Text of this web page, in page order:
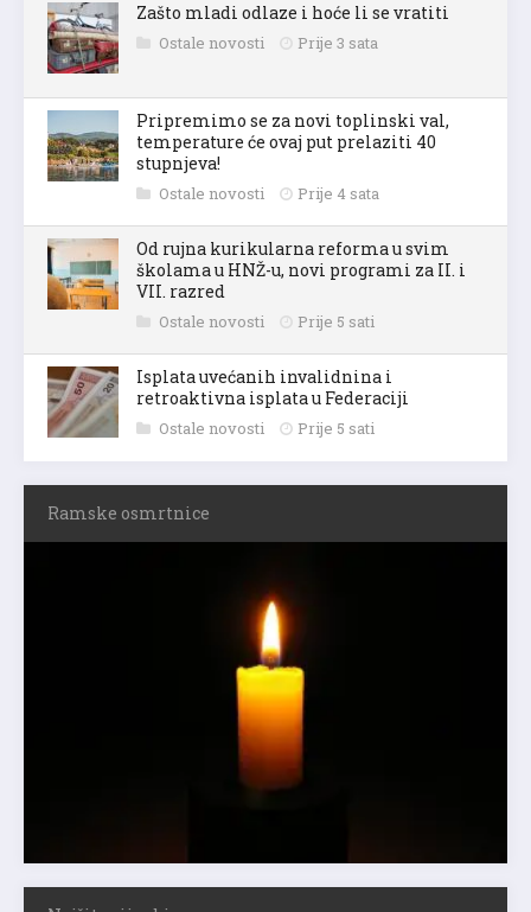
Zašto mladi odlaze i hoće li se vratiti
Ostale novosti Prije 3 sata
Pripremimo se za novi toplinski val,
temperature će ovaj put prelaziti 40
stupnjeva!
Ostale novosti Prije 4 sata
Od rujna kurikularna reforma u svim
školama u HNŽ-u, novi programi za II. i
VII. razred
Ostale novosti Prije 5 sati
Isplata uvećanih invalidnina i
retroaktivna isplata u Federaciji
Ostale novosti Prije 5 sati
Ramske osmrtnice